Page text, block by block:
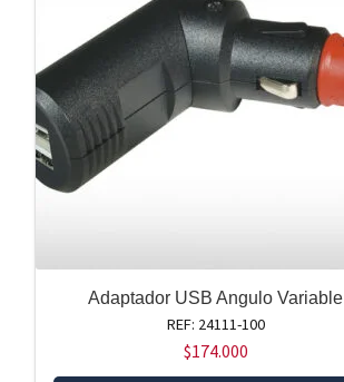
Adaptador USB Angulo Variable
REF: 24111-100
$174.000